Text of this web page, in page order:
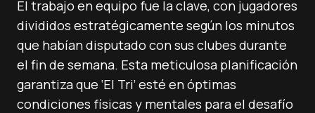
El trabajo en equipo fue la clave, con jugadores
divididos estratégicamente según los minutos
que habían disputado con sus clubes durante
el fin de semana. Esta meticulosa planificación
garantiza que ‘El Tri’ esté en óptimas
condiciones físicas y mentales para el desafío